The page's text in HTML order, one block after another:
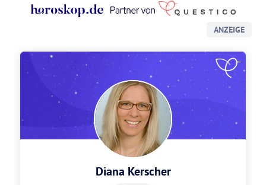
ANZEIGE
Diana Kerscher